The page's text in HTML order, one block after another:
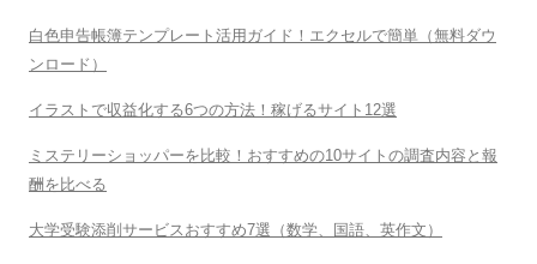
白色申告帳簿テンプレート活用ガイド！エクセルで簡単（無料ダウ
ンロード）
イラストで収益化する6つの方法！稼げるサイト12選
ミステリーショッパーを比較！おすすめの10サイトの調査内容と報
酬を比べる
大学受験添削サービスおすすめ7選（数学、国語、英作文）